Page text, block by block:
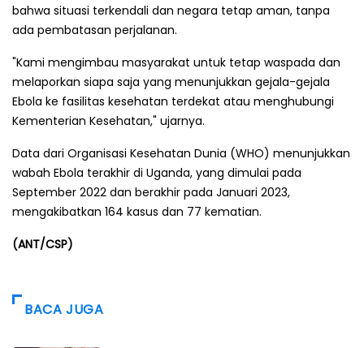
bahwa situasi terkendali dan negara tetap aman, tanpa
ada pembatasan perjalanan.
"Kami mengimbau masyarakat untuk tetap waspada dan
melaporkan siapa saja yang menunjukkan gejala-gejala
Ebola ke fasilitas kesehatan terdekat atau menghubungi
Kementerian Kesehatan," ujarnya.
Data dari Organisasi Kesehatan Dunia (WHO) menunjukkan
wabah Ebola terakhir di Uganda, yang dimulai pada
September 2022 dan berakhir pada Januari 2023,
mengakibatkan 164 kasus dan 77 kematian.
(ANT/CSP)
BACA JUGA